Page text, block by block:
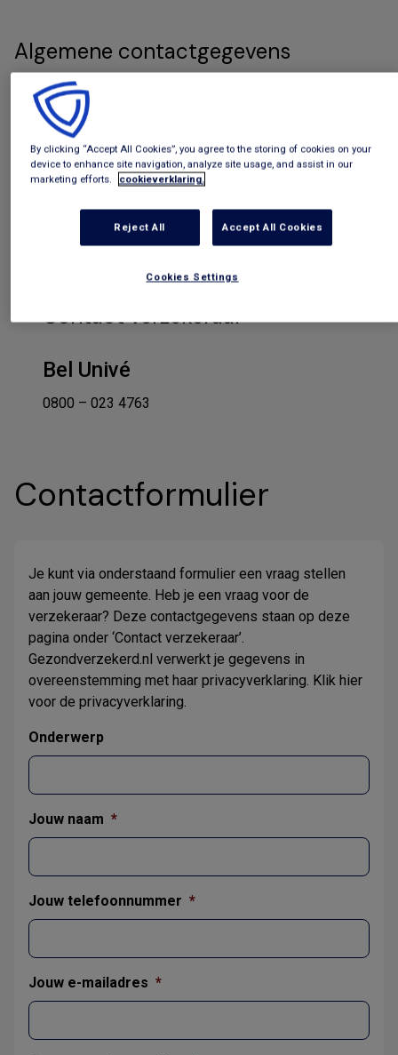
Algemene contactgegevens
Telefoonnummer
14 033
Adres
Stadhuisplein 3
Contact verzekeraar
Bel Univé
0800 – 023 4763
Contactformulier
Je kunt via onderstaand formulier een vraag stellen
aan jouw gemeente. Heb je een vraag voor de
verzekeraar? Deze contactgegevens staan op deze
pagina onder ‘Contact verzekeraar’.
Gezondverzekerd.nl verwerkt je gegevens in
overeenstemming met haar privacyverklaring. Klik hier
voor de privacyverklaring.
Onderwerp
Jouw naam *
Jouw telefoonnummer *
Jouw e-mailadres *
By clicking “Accept All Cookies”, you agree to the storing of cookies on your
device to enhance site navigation, analyze site usage, and assist in our
marketing efforts.
cookieverklaring.
Reject All Accept All Cookies
Cookies Settings